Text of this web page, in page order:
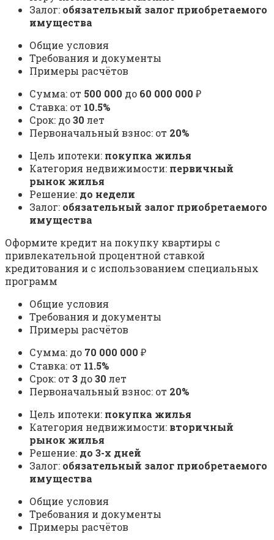
Залог: обязательный залог приобретаемого
имущества
Общие условия
Требования и документы
Примеры расчётов
Сумма: от 500 000 до 60 000 000 ₽
Ставка: от 10.5%
Срок: до30 лет
Первоначальный взнос: от 20%
Цель ипотеки: покупка жилья
Категория недвижимости: первичный
рынок жилья
Решение: до недели
Залог: обязательный залог приобретаемого
имущества
Оформите кредит на покупку квартиры с
привлекательной процентной ставкой
кредитования и с использованием специальных
программ
Общие условия
Требования и документы
Примеры расчётов
Сумма: до 70 000 000 ₽
Ставка: от 11.5%
Срок: от 3 до30 лет
Первоначальный взнос: от 20%
Цель ипотеки: покупка жилья
Категория недвижимости: вторичный
рынок жилья
Решение: до 3-х дней
Залог: обязательный залог приобретаемого
имущества
Общие условия
Требования и документы
Примеры расчётов